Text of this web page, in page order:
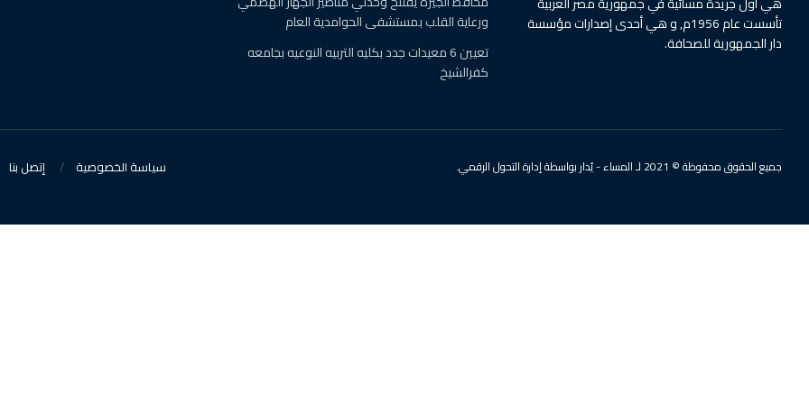
تأسست عام 1956م, و هي أحدى إصدارات مؤسسة
دار الجمهورية للصحافة.
ورعاية القلب بمستشفى الحوامدية العام
تعيين 6 معيدات جدد بكليه التربيه النوعيه بجامعه
كفرالشيخ
سياسة الخصوصية إتصل بنا جميع الحقوق محفوظة © 2021 لـ المساء - يُدار بواسطة إدارة التحول الرقمي.